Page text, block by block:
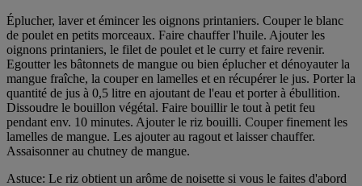
Éplucher, laver et émincer les oignons printaniers. Couper le blanc
de poulet en petits morceaux. Faire chauffer l'huile. Ajouter les
oignons printaniers, le filet de poulet et le curry et faire revenir.
Egoutter les bâtonnets de mangue ou bien éplucher et dénoyauter la
mangue fraîche, la couper en lamelles et en récupérer le jus. Porter la
quantité de jus à 0,5 litre en ajoutant de l'eau et porter à ébullition.
Dissoudre le bouillon végétal. Faire bouillir le tout à petit feu
pendant env. 10 minutes. Ajouter le riz bouilli. Couper finement les
lamelles de mangue. Les ajouter au ragout et laisser chauffer.
Assaisonner au chutney de mangue.
Astuce: Le riz obtient un arôme de noisette si vous le faites d'abord